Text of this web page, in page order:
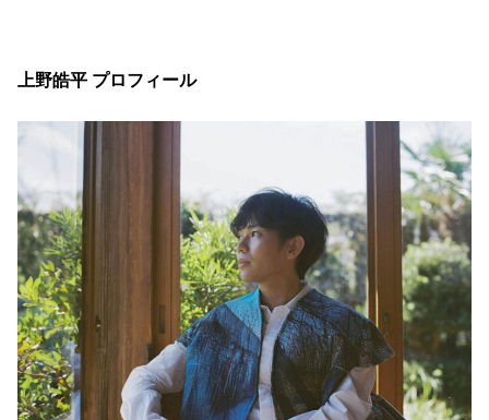
上野皓平 プロフィール